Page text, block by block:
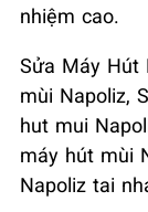
nhiệm cao.
Sửa Máy Hút
mùi Napoliz,
hut mui
máy hút mùi
Napoliz tai